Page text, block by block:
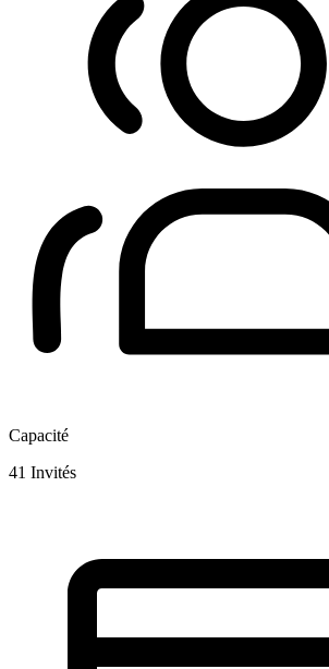
Capacité
41 Invités